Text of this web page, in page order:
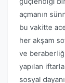
açmanın
bu vakitte
her akşam
ve
yapılan
sosyal